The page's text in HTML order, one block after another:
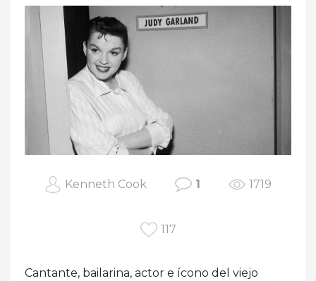
Kenneth Cook 1 1719
117
Cantante, bailarina, actor e ícono del viejo